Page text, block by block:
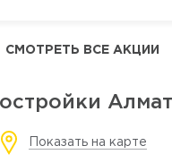
СМОТРЕТЬ ВСЕ АКЦИИ
Показать на карте